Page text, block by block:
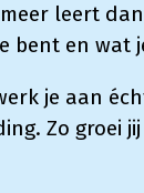
leert
bent en wat
je aan
Zo groei